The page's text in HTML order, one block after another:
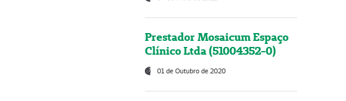
Prestador Mosaicum Espaço
Clínico Ltda (51004352-0)
01 de Outubro de 2020